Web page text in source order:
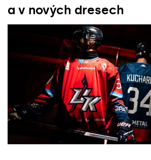
a v nových dresech